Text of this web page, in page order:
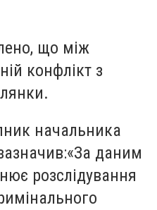
що між
конфлікт з
начальника
даним
розслідування